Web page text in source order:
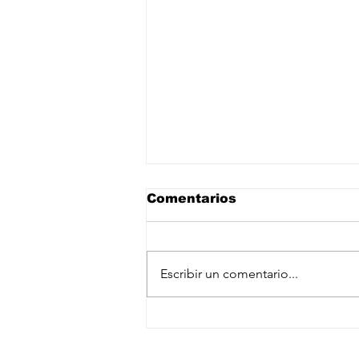
Comentarios
Escribir un comentario...